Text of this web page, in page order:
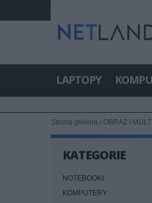
LAPTOPY
Strona główna / OBRAZ I
KATEGORIE
NOTEBOOKI
KOMPUTERY